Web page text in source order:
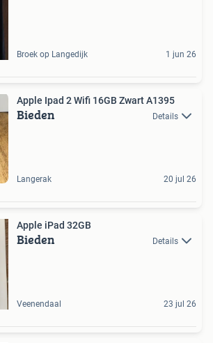
Broek op Langedijk 1 jun 26
Apple Ipad 2 Wifi 16GB Zwart A1395
Bieden Details
Langerak 20 jul 26
Apple iPad 32GB
Bieden Details
Veenendaal 23 jul 26